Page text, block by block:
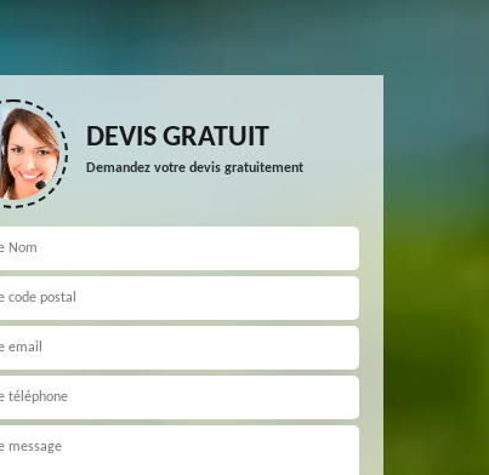
DEVIS GRATUIT
Demandez votre devis gratuitement